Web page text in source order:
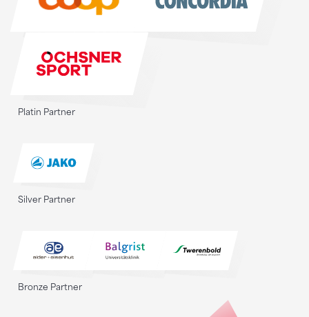
Platin Partner
Silver Partner
Bronze Partner